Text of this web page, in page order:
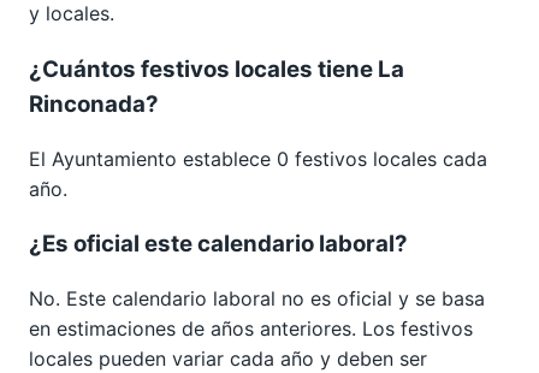
y locales.
¿Cuántos festivos locales tiene La
Rinconada?
El Ayuntamiento establece 0 festivos locales cada
año.
¿Es oficial este calendario laboral?
No. Este calendario laboral no es oficial y se basa
en estimaciones de años anteriores. Los festivos
locales pueden variar cada año y deben ser